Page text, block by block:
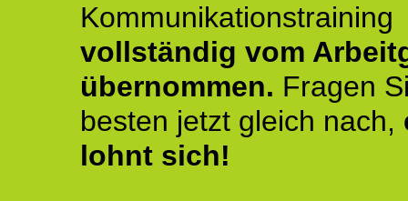
Kommunikationstraining
vollständig vom
übernommen. Fragen
besten jetzt gleich nach,
lohnt sich!